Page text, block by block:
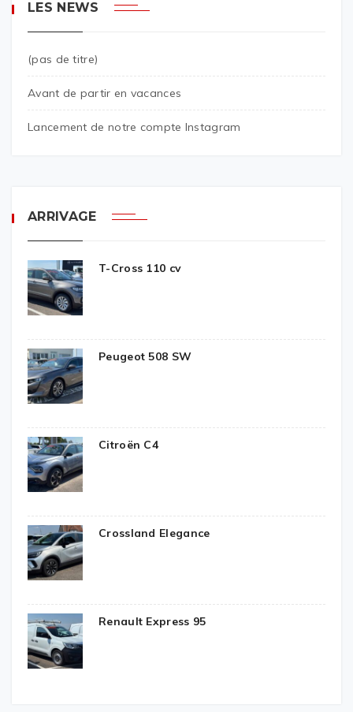
LES NEWS
(pas de titre)
Avant de partir en vacances
Lancement de notre compte Instagram
ARRIVAGE
T-Cross 110 cv
Peugeot 508 SW
Citroën C4
Crossland Elegance
Renault Express 95